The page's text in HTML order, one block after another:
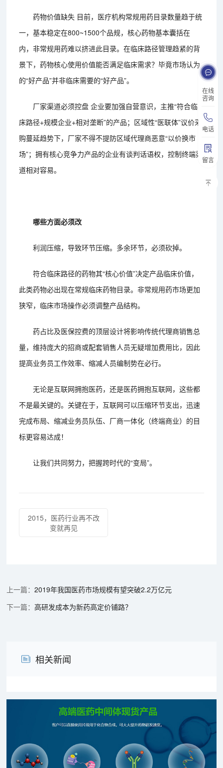
在线
咨询
电话
留言
药物价值缺失 目前，医疗机构常规用药目录数量趋于统
一，基本稳定在800~1500个品规，核心药物基本囊括在
内，非常规用药难以挤进此目录。在临床路径管理趋紧的背
景下，药物核心使用价值能否满足临床需求？毕竟市场认为
的“好产品”并非临床需要的“好产品”。
厂家渠道必须控盘 企业要加强自营意识，主推“符合临
床路径+规模企业+相对垄断”的产品；区域性“医联体”议价采
购蔓延趋势下，厂家不得不提防区域代理商恶意“以价换市
场”；拥有核心竞争力产品的企业有谈判话语权，控制终端渠
道相对容易。
哪些方面必须改
利润压缩，导致环节压缩。多余环节，必须砍掉。
符合临床路径的药物其“核心价值”决定产品临床价值，
此类药物必出现在常规临床药物目录。非常规用药市场更加
狭窄，临床市场操作必须调整产品结构。
药占比及医保控费的顶层设计将影响传统代理商销售总
量，维持庞大的招商或配套销售人员无疑增加费用比，因此
提高业务员工作效率、缩减人员编制势在必行。
无论是互联网拥抱医药，还是医药拥抱互联网，这些都
不是最关键的。关键在于，互联网可以压缩环节支出，迅速
完成布局、缩减业务员队伍、厂商一体化（终端商业）的目
标更容易达成！
让我们共同努力，把握跨时代的“变局”。
2015，医药行业再不改
变就再见
2019年我国医药市场规模有望突破2.2万亿元
高研发成本为新药高定价铺路？
相关新闻